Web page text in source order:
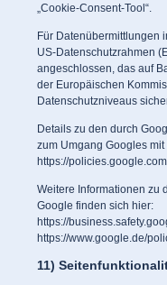
„Cookie-Consent-Tool“.
Für Datenübermittlungen
US-Datenschutzrahmen
angeschlossen, das auf
der Europäischen
Datenschutzniveaus
Details zu den durch
zum Umgang Googles
https://
Weitere Informationen zu
Google finden sich hier:
https://
https://www.google.de/
11)